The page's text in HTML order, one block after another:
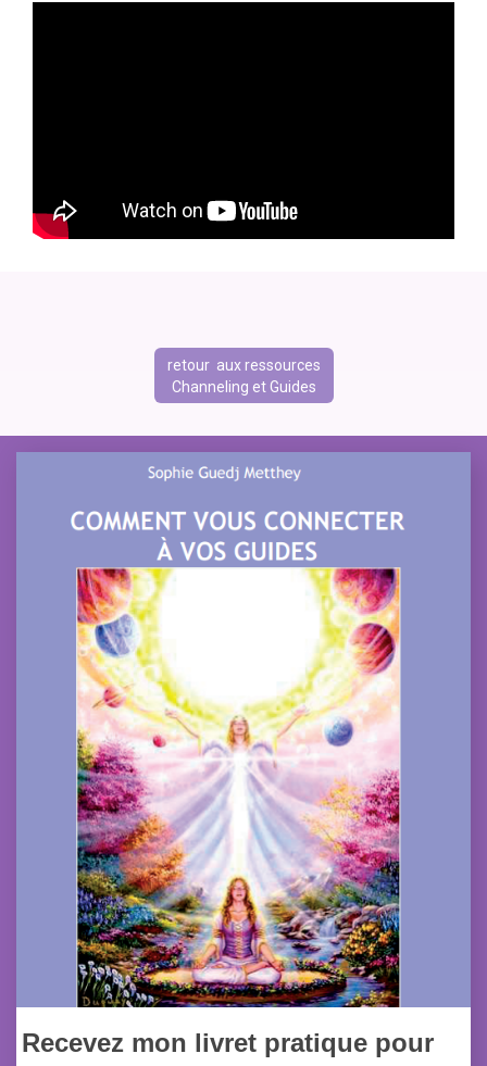
retour aux ressources
Channeling et Guides
Recevez mon livret pratique pour